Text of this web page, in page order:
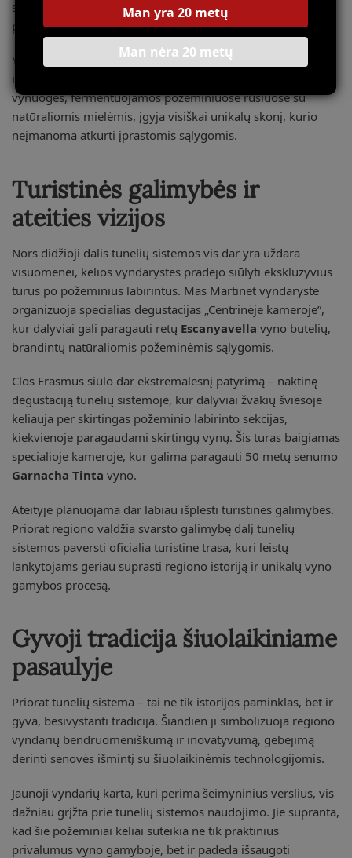
susiformavo unikalūs mikroorganizmų bendrijai, kurie daro
poveikį vyno fermentacijos procesui.
Ypač įdomūs tyrimai vykdomi suPicapoll Negro
išnykusia vietine vynuogių rūšimi. Paaiškėjo, kad šios
vynuogės, fermentuojamos požeminiuose rūsiuose su
natūraliomis mielėmis, įgyja visiškai unikalų skonį, kurio
neįmanoma atkurti įprastomis sąlygomis.
Turistinės galimybės ir
ateities vizijos
Nors didžioji dalis tunelių sistemos vis dar yra uždara
visuomenei, kelios vyndarystės pradėjo siūlyti ekskluzyvius
turus po požeminius labirintus. Mas Martinet vyndarystė
organizuoja specialias degustacijas „Centrinėje kameroje”,
kur dalyviai gali paragauti retų Escanyavella vyno butelių,
brandintų natūraliomis požeminėmis sąlygomis.
Clos Erasmus siūlo dar ekstremalesnį patyrimą – naktinę
degustaciją tunelių sistemoje, kur dalyviai žvakių šviesoje
keliauja per skirtingas požeminio labirinto sekcijas,
kiekvienoje paragaudami skirtingų vynų. Šis turas baigiamas
specialioje kameroje, kur galima paragauti 50 metų senumo
Garnacha Tinta vyno.
Ateityje planuojama dar labiau išplėsti turistines galimybes.
Priorat regiono valdžia svarsto galimybę dalį tunelių
sistemos paversti oficialia turistine trasa, kuri leistų
lankytojams geriau suprasti regiono istoriją ir unikalų vyno
gamybos procesą.
Gyvoji tradicija šiuolaikiniame
pasaulyje
Priorat tunelių sistema – tai ne tik istorijos paminklas, bet ir
gyva, besivystanti tradicija. Šiandien ji simbolizuoja regiono
vyndarių bendruomeniškumą ir inovatyvumą, gebėjimą
derinti senovės išmintį su šiuolaikinėmis technologijomis.
Jaunoji vyndarių karta, kuri perima šeimyninius verslius, vis
dažniau grįžta prie tunelių sistemos naudojimo. Jie supranta,
kad šie požeminiai keliai suteikia ne tik praktinius
privalumus vyno gamyboje, bet ir padeda išsaugoti
Man yra 20 metų
Man nėra 20 metų